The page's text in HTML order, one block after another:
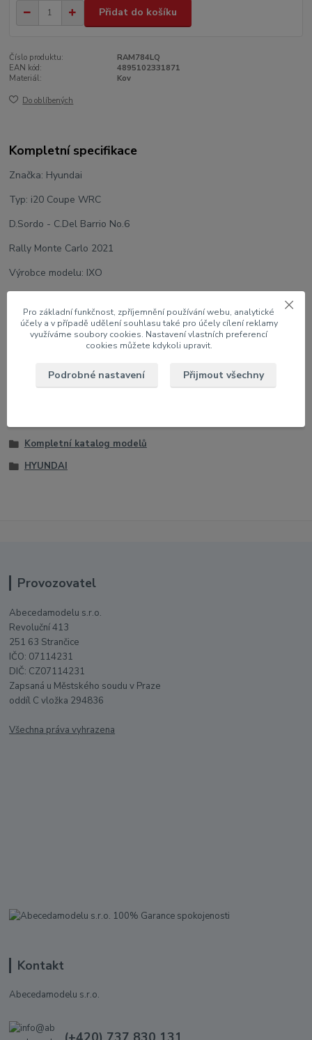
Přidat do košíku
Číslo produktu:
RAM784LQ
EAN kód:
4895102331871
Materiál:
Kov
Do oblíbených
Kompletní specifikace
Značka: Hyundai
Typ: i20 Coupe WRC
D.Sordo - C.Del Barrio No.6
Rally Monte Carlo 2021
Výrobce modelu: IXO
Velikost: 9 cm
Model na podstavci v plastovém boxu
Kompletní katalog modelů
HYUNDAI
Provozovatel
Abecedamodelu s.r.o.
Revoluční 413
251 63 Strančice
IČO: 07114231
DIČ: CZ07114231
Zapsaná u Městského soudu v Praze
oddíl C vložka 294836
Všechna práva vyhrazena
Kontakt
Abecedamodelu s.r.o.
Pro základní funkčnost, zpříjemnění používání webu, analytické
účely a v případě udělení souhlasu také pro účely cílení reklamy
využíváme soubory cookies. Nastavení vlastních preferencí
cookies můžete kdykoli upravit.
Podrobné nastavení Přijmout všechny